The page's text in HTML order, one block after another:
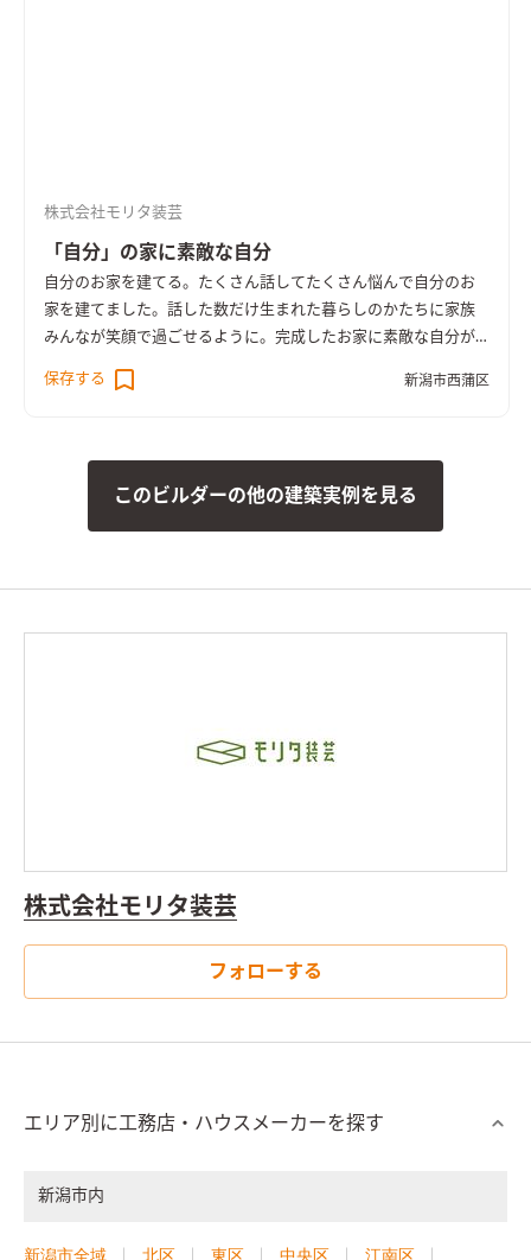
株式会社モリタ装芸
「自分」の家に素敵な自分
自分のお家を建てる。たくさん話してたくさん悩んで自分のお
家を建てました。話した数だけ生まれた暮らしのかたちに家族
みんなが笑顔で過ごせるように。完成したお家に素敵な自分が
保存する
新潟市西蒲区
このビルダーの他の建築実例を見る
株式会社モリタ装芸
フォローする
エリア別に工務店・ハウスメーカーを探す
新潟市内
新潟市全域 北区 東区 中央区 江南区